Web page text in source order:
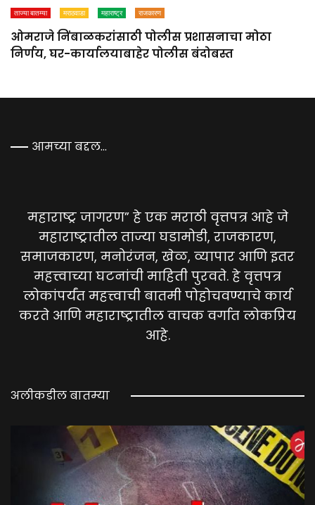
ताज्या बातम्या मराठवाडा महाराष्ट्र राजकारण
ओमराजे निंबाळकरांसाठी पोलीस प्रशासनाचा मोठा
निर्णय, घर-कार्यालयाबाहेर पोलीस बंदोबस्त
आमच्या बद्दल…
महाराष्ट्र जागरण” हे एक मराठी वृत्तपत्र आहे जे
महाराष्ट्रातील ताज्या घडामोडी, राजकारण,
समाजकारण, मनोरंजन, खेळ, व्यापार आणि इतर
महत्त्वाच्या घटनांची माहिती पुरवते. हे वृत्तपत्र
लोकांपर्यंत महत्त्वाची बातमी पोहोचवण्याचे कार्य
करते आणि महाराष्ट्रातील वाचक वर्गात लोकप्रिय
आहे.
अलीकडील बातम्या